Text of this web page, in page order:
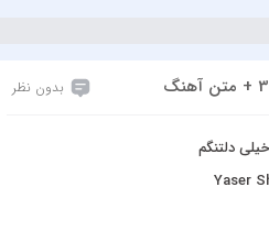
بدون نظر
خیلی دلتنگم
Yaser